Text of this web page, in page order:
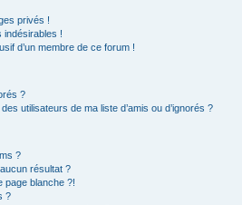
privés !
!
d’un membre de ce forum !
?
utilisateurs de ma liste d’amis ou d’ignorés ?
?
résultat ?
page blanche ?!
?